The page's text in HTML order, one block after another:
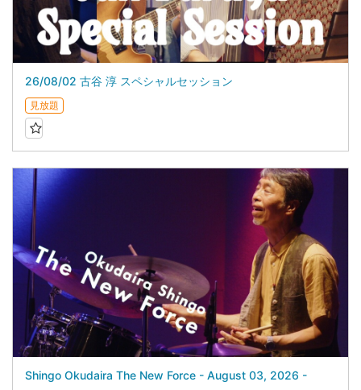
26/08/02 古谷 淳 スペシャルセッション
見放題
Shingo Okudaira The New Force - August 03, 2026 -